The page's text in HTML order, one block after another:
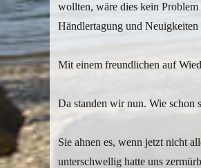
wollten, wäre dies kein
Händlertagung und
Mit einem freundlichen auf
Da standen wir nun. Wie schon
Sie ahnen es, wenn jetzt nicht
unterschwellig hatte uns